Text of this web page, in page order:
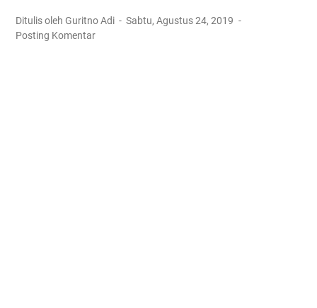
Ditulis oleh Guritno Adi
Sabtu, Agustus 24, 2019
Posting Komentar